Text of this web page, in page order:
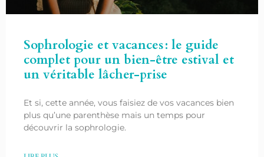
Sophrologie et vacances : le guide
complet pour un bien-être estival et
un véritable lâcher-prise
Et si, cette année, vous faisiez de vos vacances bien
plus qu’une parenthèse mais un temps pour
découvrir la sophrologie.